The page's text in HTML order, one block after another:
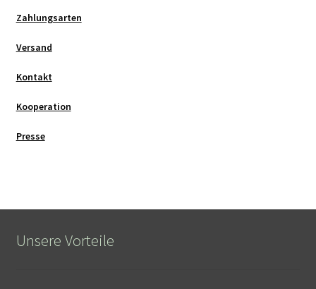
Zahlungsarten
Versand
Kontakt
Kooperation
Presse
Unsere Vorteile